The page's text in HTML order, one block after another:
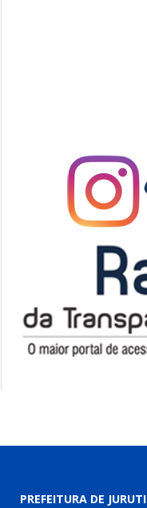
PREFEITURA DE JURUTI